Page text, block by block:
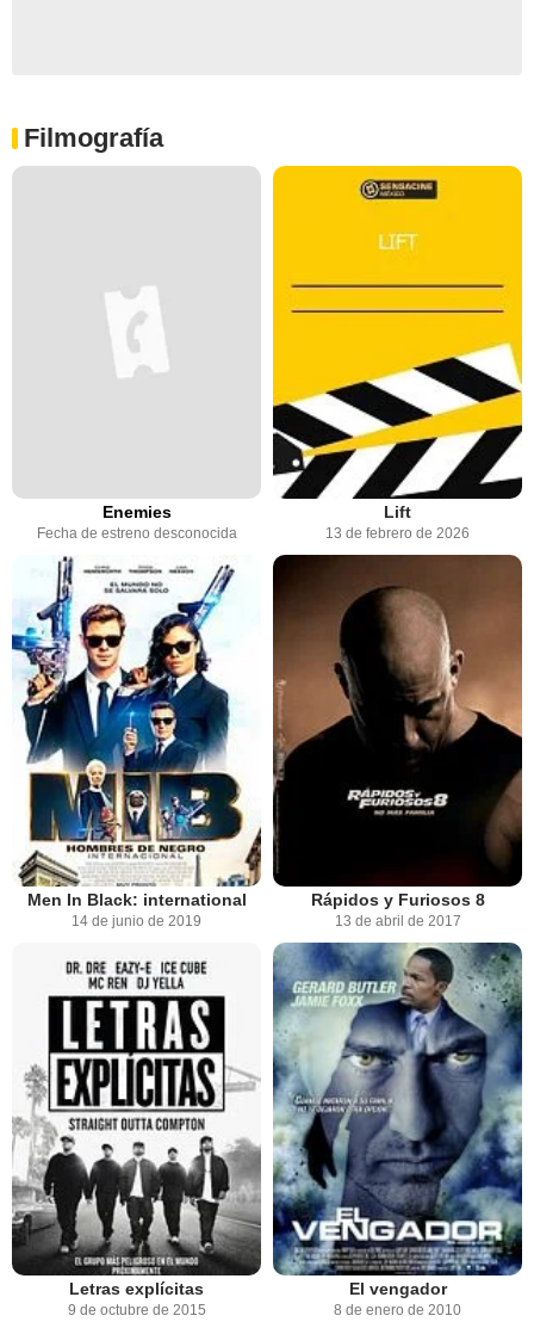
Filmografía
Enemies
Fecha de estreno desconocida
Lift
13 de febrero de 2026
Men In Black: international
14 de junio de 2019
Rápidos y Furiosos 8
13 de abril de 2017
Letras explícitas
9 de octubre de 2015
El vengador
8 de enero de 2010